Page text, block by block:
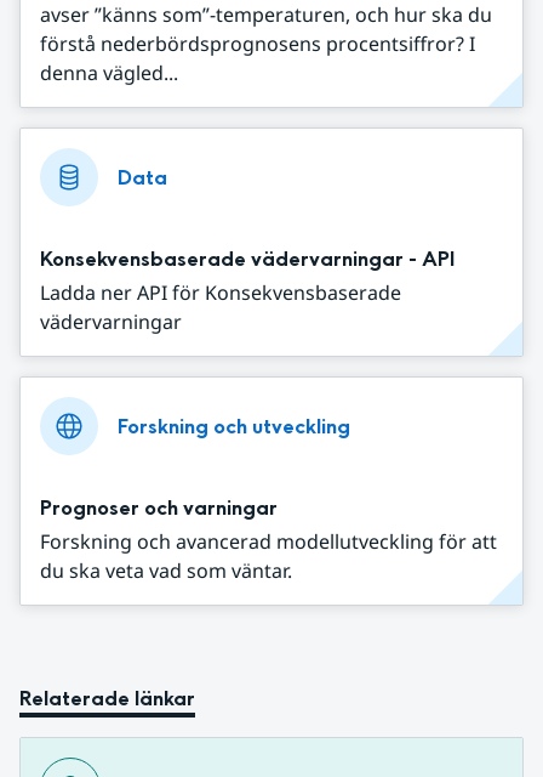
avser ”känns som”-temperaturen, och hur ska du
förstå nederbördsprognosens procentsiffror? I
denna vägled...
Data
Konsekvensbaserade vädervarningar - API
Ladda ner API för Konsekvensbaserade
vädervarningar
Forskning och utveckling
Prognoser och varningar
Forskning och avancerad modellutveckling för att
du ska veta vad som väntar.
Relaterade länkar